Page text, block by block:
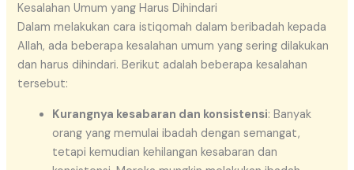
Kesalahan Umum yang Harus Dihindari
Dalam melakukan cara istiqomah dalam beribadah kepada
Allah, ada beberapa kesalahan umum yang sering dilakukan
dan harus dihindari. Berikut adalah beberapa kesalahan
tersebut:
Kurangnya kesabaran dan konsistensi: Banyak
orang yang memulai ibadah dengan semangat,
tetapi kemudian kehilangan kesabaran dan